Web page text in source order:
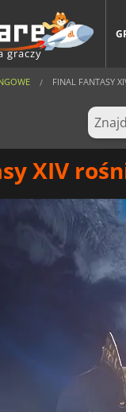
graczy
FINAL FANTASY
XIV